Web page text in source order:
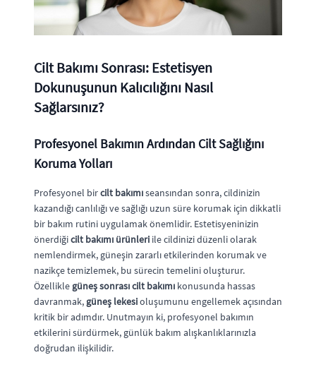
Cilt Bakımı Sonrası: Estetisyen
Dokunuşunun Kalıcılığını Nasıl
Sağlarsınız?
Profesyonel Bakımın Ardından Cilt Sağlığını
Koruma Yolları
Profesyonel bircilt bakımıseansından sonra, cildinizin
kazandığı canlılığı ve sağlığı uzun süre korumak için dikkatli
bir bakım rutini uygulamak önemlidir. Estetisyeninizin
önerdiğicilt bakımı ürünleri ile cildinizi düzenli olarak
nemlendirmek, güneşin zararlı etkilerinden korumak ve
nazikçe temizlemek, bu sürecin temelini oluşturur.
Özellikle güneş sonrası cilt bakımı konusunda hassas
davranmak, güneş lekesioluşumunu engellemek açısından
kritik bir adımdır. Unutmayın ki, profesyonel bakımın
etkilerini sürdürmek, günlük bakım alışkanlıklarınızla
doğrudan ilişkilidir.